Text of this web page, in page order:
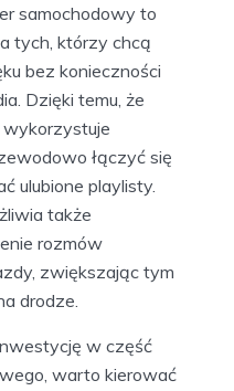
samochodowy to
tych, którzy chcą
bez konieczności
Dzięki temu, że
łączyć się
ulubione playlisty.
także
rozmów
zwiększając tym
drodze.
w część
warto kierować